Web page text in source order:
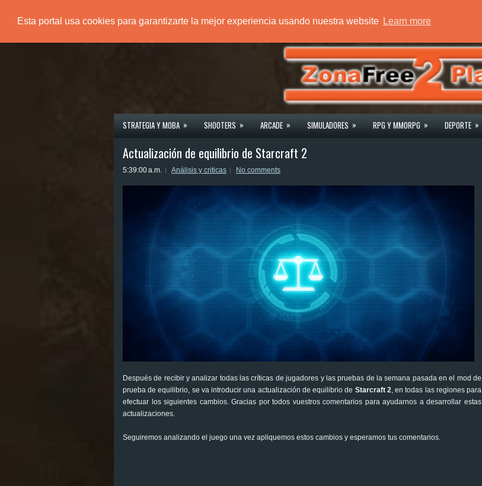
Esta portal usa cookies para garantizarte la mejor experiencia usando nuestra website Learn more
PÁGINA PRINCIPAL
STRATEGIA Y MOBA » SHOOTERS » ARCADE » SIMULADORES » RPG Y MMORPG » DEPORTE »
Actualización de equilibrio de Starcraft 2
5:39:00 a.m. Análisis y criticas No comments
Después de recibir y analizar todas las críticas de jugadores y las pruebas de la semana pasada en el mod de
prueba de equilibrio, se va introducir una actualización de equilibrio de Starcraft 2 , en todas las regiones para
efectuar los siguientes cambios. Gracias por todos vuestros comentarios para ayudarnos a desarrollar estas
actualizaciones.
Seguiremos analizando el juego una vez apliquemos estos cambios y esperamos tus comentarios.